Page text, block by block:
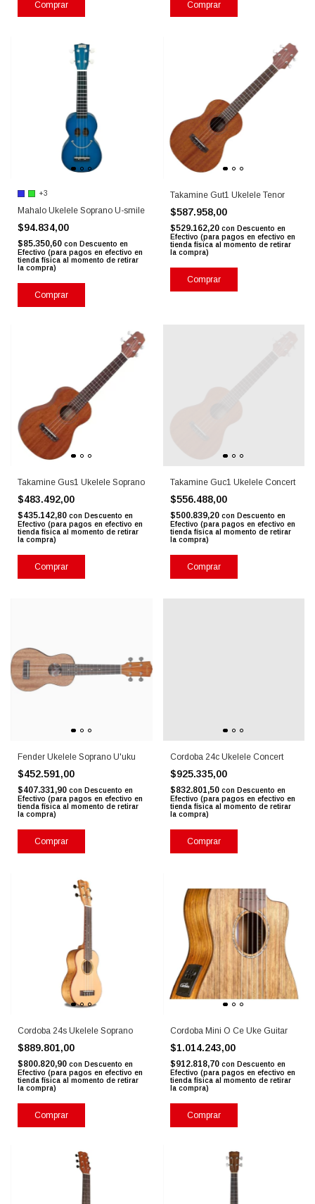
+3
Mahalo Ukelele Soprano U-smile
$94.834,00
$85.350,60 con Descuento en
Efectivo (para pagos en efectivo en
tienda física al momento de retirar
la compra)
Comprar
Takamine Gut1 Ukelele Tenor
$587.958,00
$529.162,20 con Descuento en
Efectivo (para pagos en efectivo en
tienda física al momento de retirar
la compra)
Comprar
Takamine Gus1 Ukelele Soprano
$483.492,00
$435.142,80 con Descuento en
Efectivo (para pagos en efectivo en
tienda física al momento de retirar
la compra)
Takamine Guc1 Ukelele Concert
$556.488,00
$500.839,20 con Descuento en
Efectivo (para pagos en efectivo en
tienda física al momento de retirar
la compra)
Fender Ukelele Soprano U'uku
$452.591,00
$407.331,90 con Descuento en
Efectivo (para pagos en efectivo en
tienda física al momento de retirar
la compra)
Cordoba 24c Ukelele Concert
$925.335,00
$832.801,50 con Descuento en
Efectivo (para pagos en efectivo en
tienda física al momento de retirar
la compra)
Comprar
Cordoba 24s Ukelele Soprano
$889.801,00
$800.820,90 con Descuento en
Efectivo (para pagos en efectivo en
tienda física al momento de retirar
la compra)
Comprar
Cordoba Mini O Ce Uke Guitar
$1.014.243,00
$912.818,70 con Descuento en
Efectivo (para pagos en efectivo en
tienda física al momento de retirar
la compra)
Comprar